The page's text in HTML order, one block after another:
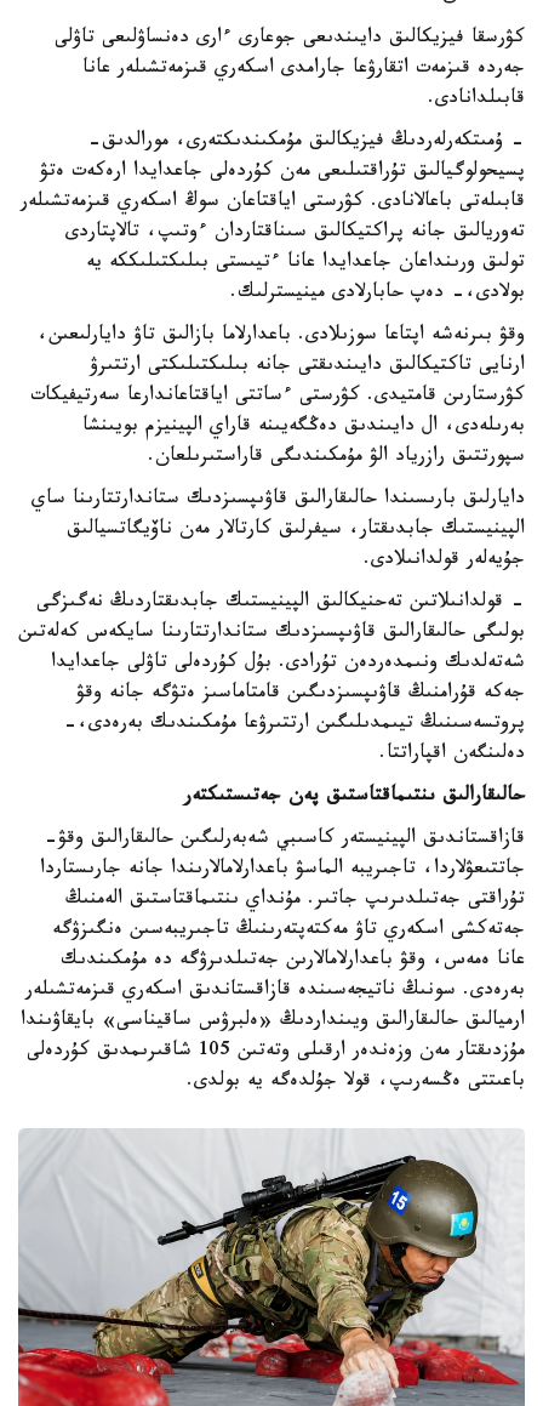
كۋرسقا فيزيكالىق دايىندىعى جوعارى ءارى دەنساۋلىعى تاۋلى
جەردە قىزمەت اتقارۋعا جارامدى اسكەري قىزمەتشىلەر عانا
قابىلدانادى.
- ۇمىتكەرلەردىڭ فيزيكالىق مۇمكىندىكتەرى، مورالدىق-
پسيحولوگيالىق تۇراقتىلىعى مەن كۇردەلى جاعدايدا ارەكەت ەتۋ
قابىلەتى باعالانادى. كۋرستى اياقتاعان سوڭ اسكەري قىزمەتشىلەر
تەوريالىق جانە پراكتيكالىق سىناقتاردان ءوتىپ، تالاپتاردى
تولىق ورىنداعان جاعدايدا عانا ءتيىستى بىلىكتىلىككە يە
بولادى،- دەپ حابارلادى مينيسترلىك.
وقۋ بىرنەشە اپتاعا سوزىلادى. باعدارلاما بازالىق تاۋ دايارلىعىن،
ارنايى تاكتيكالىق دايىندىقتى جانە بىلىكتىلىكتى ارتتىرۋ
كۋرستارىن قامتيدى. كۋرستى ءساتتى اياقتاعاندارعا سەرتيفيكات
بەرىلەدى، ال دايىندىق دەڭگەيىنە قاراي الپينيزم بويىنشا
سپورتتىق رازرياد الۋ مۇمكىندىگى قاراستىرىلعان.
دايارلىق بارىسىندا حالىقارالىق قاۋىپسىزدىك ستاندارتتارىنا ساي
الپينيستىك جابدىقتار، سيفرلىق كارتالار مەن ناۆيگاتسيالىق
جۇيەلەر قولدانىلادى.
- قولدانىلاتىن تەحنيكالىق الپينيستىك جابدىقتاردىڭ نەگىزگى
بولىگى حالىقارالىق قاۋىپسىزدىك ستاندارتتارىنا سايكەس كەلەتىن
شەتەلدىك ونىمدەردەن تۇرادى. بۇل كۇردەلى تاۋلى جاعدايدا
جەكە قۇرامنىڭ قاۋىپسىزدىگىن قامتاماسىز ەتۋگە جانە وقۋ
پروتسەسىنىڭ تيىمدىلىگىن ارتتىرۋعا مۇمكىندىك بەرەدى،-
دەلىنگەن اقپاراتتا.
حالىقارالىق ىنتىماقتاستىق پەن جەتىستىكتەر
قازاقستاندىق الپينيستەر كاسىبي شەبەرلىگىن حالىقارالىق وقۋ-
جاتتىعۋلاردا، تاجىريبە الماسۋ باعدارلامالارىندا جانە جارىستاردا
تۇراقتى جەتىلدىرىپ جاتىر. مۇنداي ىنتىماقتاستىق الەمنىڭ
جەتەكشى اسكەري تاۋ مەكتەپتەرىنىڭ تاجىريبەسىن ەنگىزۋگە
عانا ەمەس، وقۋ باعدارلامالارىن جەتىلدىرۋگە دە مۇمكىندىك
بەرەدى. سونىڭ ناتيجەسىندە قازاقستاندىق اسكەري قىزمەتشىلەر
ارميالىق حالىقارالىق ويىنداردىڭ «ەلبرۋس ساقيناسى» بايقاۋىندا
مۇزدىقتار مەن وزەندەر ارقىلى وتەتىن 105 شاقىرىمدىق كۇردەلى
باعىتتى ەڭسەرىپ، قولا جۇلدەگە يە بولدى.